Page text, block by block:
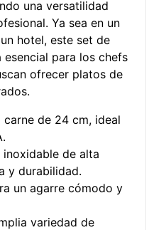
una versatilidad
Ya sea en un
hotel, este set de
esencial para los chefs
ofrecer platos de
de 24 cm, ideal
de alta
y durabilidad.
un agarre cómodo y
variedad de